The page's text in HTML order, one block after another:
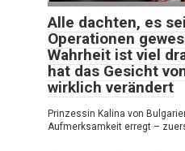
Alle dachten, es
Operationen
Wahrheit ist viel
hat das Gesicht
wirklich verändert
Prinzessin Kalina von
Aufmerksamkeit erregt –